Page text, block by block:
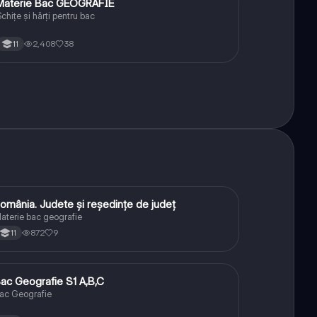
GeografieBac GEOGRAFIE
și hărți pentru bac
11 2,408 38
Geografie Judete și reședințe de județ
bac geografie
11 872 9
Geografie
Geografie S1 A,B,C
Geografie